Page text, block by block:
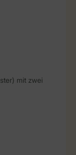
mit zwei